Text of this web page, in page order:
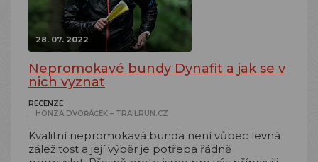
28. 07. 2022
Nepromokavé bundy Dynafit a jak se v
nich vyznat
RECENZE
HONZA DVOŘÁČEK – TRAILRUN.CZ
Kvalitní nepromokavá bunda není vůbec levná
záležitost a její výběr je potřeba řádně